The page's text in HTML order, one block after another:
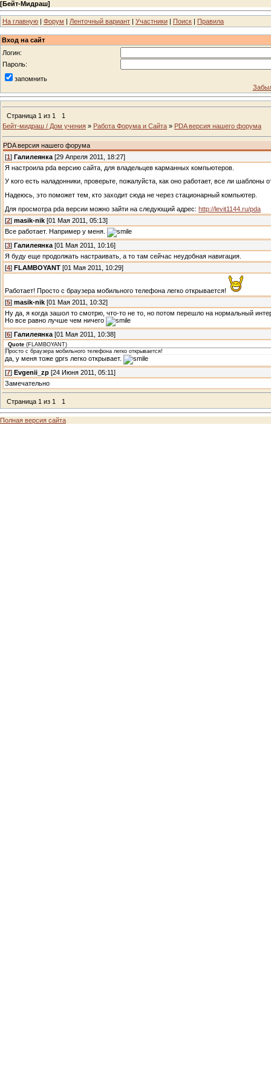
[Бейт-Мидраш]
На главную | Форум | Ленточный вариант | Участники | Поиск | Правила
Вход на сайт
Логин:
Пароль:
запомнить
Страница 1 из 1
1
Бейт-мидраш / Дом учения » Работа Форума и Сайта » PDA версия нашего форума
PDA версия нашего форума
[1] Галилеянка [29 Апреля 2011, 18:27]
Я настроила pda версию сайта, для владельцев карманных компьютеров.
У кого есть наладонники, проверьте, пожалуйста, как оно работает, все ли
Надеюсь, это поможет тем, кто заходит сюда не через стационарный компьютер.
Для просмотра pda версии можно зайти на следующий адрес: http://levit1144.ru/pda
[2] masik-nik [01 Мая 2011, 05:13]
Все работает. Например у меня.
[3] Галилеянка [01 Мая 2011, 10:16]
Я буду еще продолжать настраивать, а то там сейчас неудобная навигация.
[4] FLAMBOYANT [01 Мая 2011, 10:29]
Работает! Просто с браузера мобильного телефона легко открывается!
[5] masik-nik [01 Мая 2011, 10:32]
Ну да, я когда зашол то смотрю, что-то не то, но потом перешло на нормальный
Но все равно лучше чем ничего
[6] Галилеянка [01 Мая 2011, 10:38]
Quote (FLAMBOYANT)
Просто с браузера мобильного телефона легко открывается!
да, у меня тоже gprs легко открывает.
[7] Evgenii_zp [24 Июня 2011, 05:11]
Замечательно
Страница 1 из 1 1
Полная версия сайта